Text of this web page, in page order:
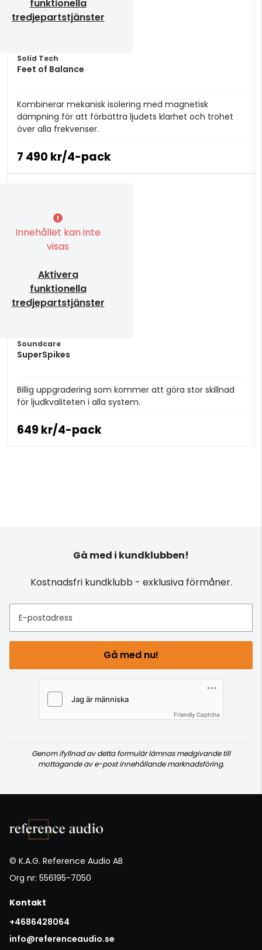
funktionella
tredjepartstjänster
Solid Tech
Feet of Balance
Kombinerar mekanisk isolering med magnetisk
dämpning för att förbättra ljudets klarhet och trohet
över alla frekvenser.
7 490 kr/4-pack
Innehållet kan inte
visas
Aktivera
funktionella
tredjepartstjänster
Soundcare
SuperSpikes
Billig uppgradering som kommer att göra stor skillnad
för ljudkvaliteten i alla system.
649 kr/4-pack
Gå med i kundklubben!
Kostnadsfri kundklubb - exklusiva förmåner.
E-postadress
Gå med nu!
Friendly Captcha
Genom ifyllnad av detta formulär lämnas medgivande till
mottagande av e-post innehållande marknadsföring.
© K.A.G. Reference Audio AB
Org nr: 556195-7050
Kontakt
+4686428064
info@referenceaudio.se